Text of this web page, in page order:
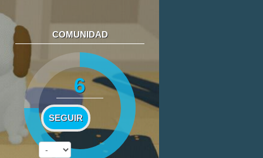
COMUNIDAD
6
SEGUIR